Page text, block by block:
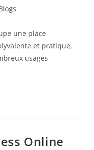
une place
et pratique,
usages
Online